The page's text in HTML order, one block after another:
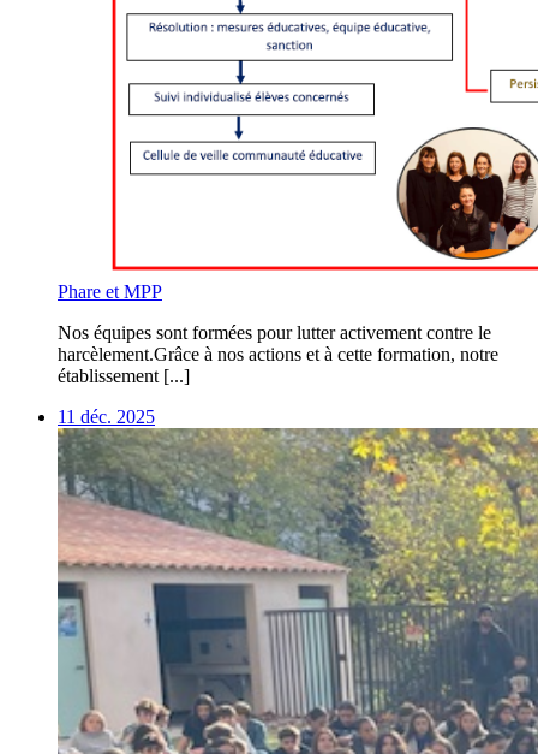
Phare et MPP
Nos équipes sont formées pour lutter activement contre le
harcèlement.Grâce à nos actions et à cette formation, notre
établissement [...]
11 déc. 2025